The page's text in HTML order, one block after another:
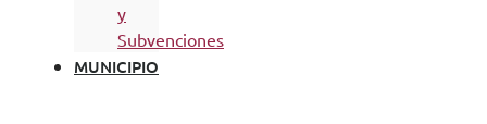
y
Subvenciones
MUNICIPIO